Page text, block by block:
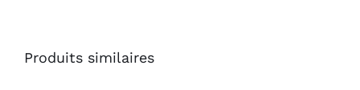
Produits similaires